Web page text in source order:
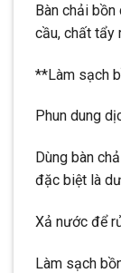
Bàn chải bồn
cầu, chất tẩy
**Làm sạch
Phun dung
Dùng bàn
đặc biệt là
Xả nước để
Làm sạch